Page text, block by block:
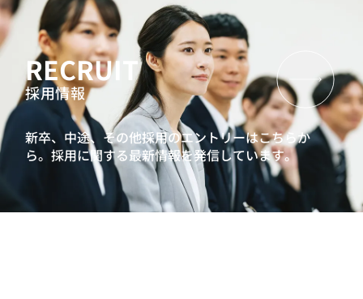
RECRUIT
採用情報
新卒、中途、その他採用のエントリーはこちらか
ら。採用に関する最新情報を発信しています。